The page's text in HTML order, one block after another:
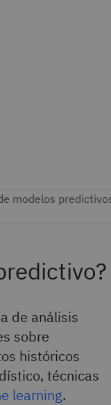
de análisis
sobre
históricos
técnicas
learning.